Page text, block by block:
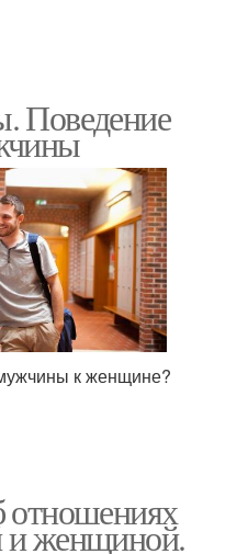
Поведение
к женщине?
отношениях
женщиной.